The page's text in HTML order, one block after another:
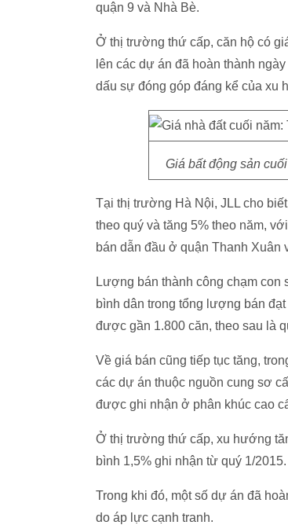
quận 9 và Nhà Bè.
Ở thị trường thứ cấp, căn hộ có
lên các dự án đã hoàn thành
dấu sự đóng góp đáng kể của xu
Giá bất động sản
Tại thị trường Hà Nội, JLL cho
theo quý và tăng 5% theo năm,
bán dẫn đầu ở quận Thanh Xuân
Lượng bán thành công chạm con
bình dân trong tổng lượng bán
được gần 1.800 căn, theo sau là
Về giá bán cũng tiếp tục tăng,
các dự án thuộc nguồn cung sơ
được ghi nhận ở phân khúc cao
Ở thị trường thứ cấp, xu hướng
bình 1,5% ghi nhận từ quý 1/2015.
Trong khi đó, một số dự án đã
do áp lực cạnh tranh.